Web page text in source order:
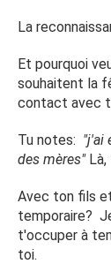
réagir ou
eu 5 enfants
vide cher moi
.pourtant je lui
qui cherche du
ne suis pas
eux le font
La
Et pourquoi
souhaitent la
contact avec
Tu notes: "j'ai
des mères"
Avec ton fils
temporaire?
t'occuper à
toi.